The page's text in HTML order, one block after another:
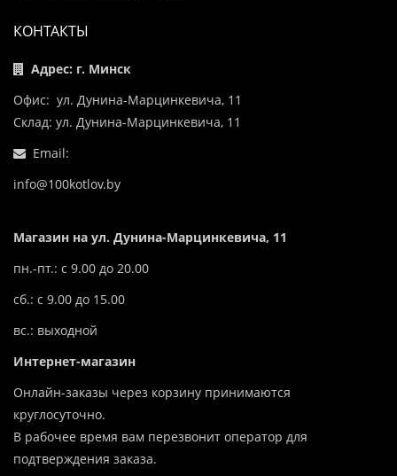
КОНТАКТЫ
Адрес: г. Минск
Офис: ул. Дунина-Марцинкевича, 11
Склад: ул. Дунина-Марцинкевича, 11
Email:
info@100kotlov.by
Магазин на ул. Дунина-Марцинкевича, 11
пн.-пт.: с 9.00 до 20.00
сб.: с 9.00 до 15.00
вс.: выходной
Интернет-магазин
Онлайн-заказы через корзину принимаются
круглосуточно.
В рабочее время вам перезвонит оператор для
подтверждения заказа.